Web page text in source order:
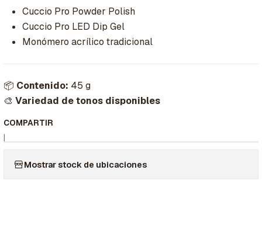
Cuccio Pro Powder Polish
Cuccio Pro LED Dip Gel
Monómero acrílico tradicional
📦 Contenido: 45 g
🎨 Variedad de tonos disponibles
COMPARTIR
|
Mostrar stock de ubicaciones